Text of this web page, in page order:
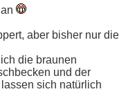
aber bisher nur die
die braunen
und der
sich natürlich